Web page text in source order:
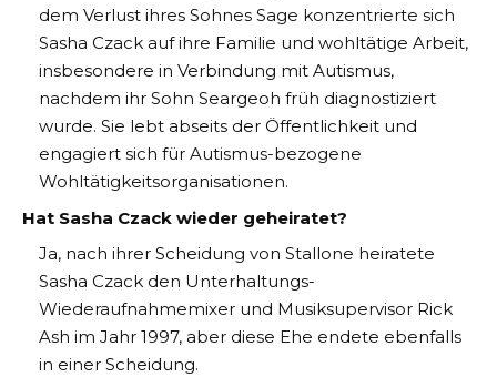
dem Verlust ihres Sohnes Sage konzentrierte sich
Sasha Czack auf ihre Familie und wohltätige Arbeit,
insbesondere in Verbindung mit Autismus,
nachdem ihr Sohn Seargeoh früh diagnostiziert
wurde. Sie lebt abseits der Öffentlichkeit und
engagiert sich für Autismus-bezogene
Wohltätigkeitsorganisationen​​.
Hat Sasha Czack wieder geheiratet?
Ja, nach ihrer Scheidung von Stallone heiratete
Sasha Czack den Unterhaltungs-
Wiederaufnahmemixer und Musiksupervisor Rick
Ash im Jahr 1997, aber diese Ehe endete ebenfalls
in einer Scheidung.